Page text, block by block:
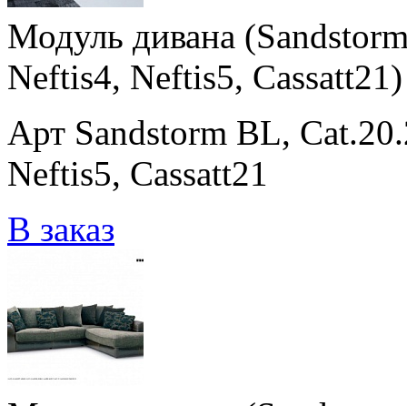
Модуль дивана
Neftis4, Neftis5, Cassatt21)
Арт Sandstorm BL,
Neftis5, Cassatt21
В заказ